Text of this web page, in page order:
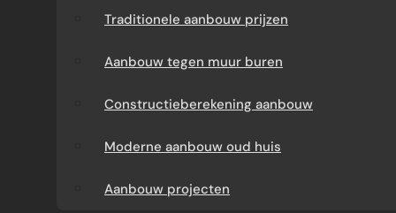
prijzen
Traditionele aanbouw
prijzen
Aanbouw tegen muur
buren
Prefab dakkapel
laten maken
Dakkapel
Traditionele aanbouw prijzen
Aanbouw tegen muur buren
Constructieberekening aanbouw
Moderne aanbouw oud huis
Aanbouw projecten